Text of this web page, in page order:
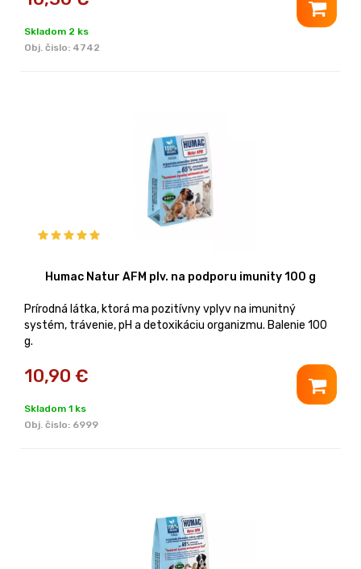
Skladom 2 ks
Obj. čislo: 4742
Humac Natur AFM plv. na podporu imunity 100 g
Prírodná látka, ktorá ma pozitívny vplyv na imunitný
systém, trávenie, pH a detoxikáciu organizmu. Balenie 100
g.
10,90 €
Skladom 1 ks
Obj. čislo: 6999